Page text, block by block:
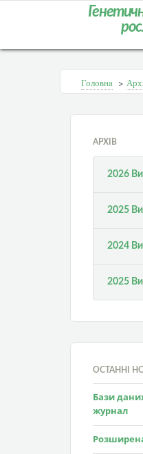
Головна >
АРХІВ
2026
2025
2024
2025
ОСТАННІ
Бази
журнал